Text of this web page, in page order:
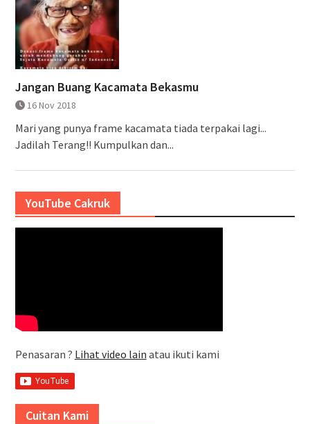
Jangan Buang Kacamata Bekasmu
16 Nov 2018
Mari yang punya frame kacamata tiada terpakai lagi...
Jadilah Terang!! Kumpulkan dan...
YouTube Cakruk
Penasaran ? Lihat video lain atau ikuti kami
Cuitan Kami